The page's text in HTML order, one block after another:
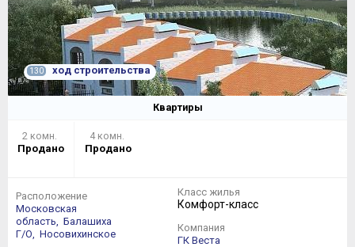
130 ход строительства
Квартиры
2 комн.
Продано
4 комн.
Продано
Расположение
Московская
область, Балашиха
Г/О, Носовихинское
Класс жилья
Комфорт-класс
Компания
ГК Веста